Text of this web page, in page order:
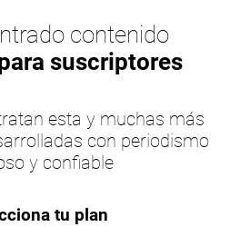
contenido
suscriptores
esta y muchas más
con periodismo
y confiable
tu plan